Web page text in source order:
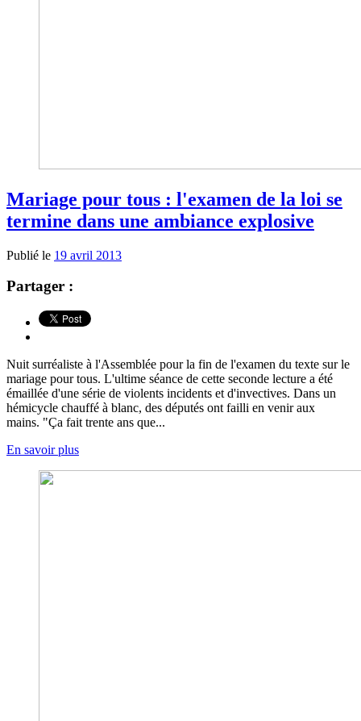
Mariage pour tous : l'examen de la loi se
termine dans une ambiance explosive
Publié le 19 avril 2013
Partager :
Nuit surréaliste à l'Assemblée pour la fin de l'examen du texte sur le
mariage pour tous. L'ultime séance de cette seconde lecture a été
émaillée d'une série de violents incidents et d'invectives. Dans un
hémicycle chauffé à blanc, des députés ont failli en venir aux
mains. "Ça fait trente ans que...
En savoir plus